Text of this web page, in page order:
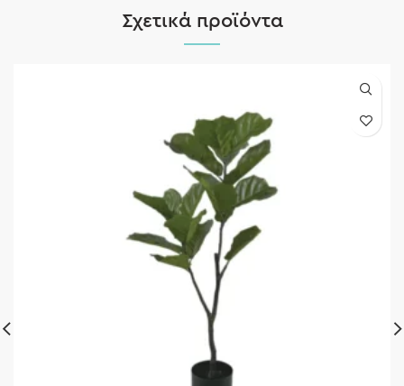
Σχετικά προϊόντα